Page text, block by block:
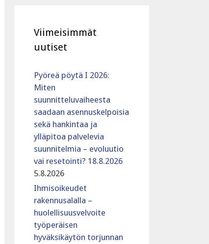
Viimeisimmät
uutiset
Pyöreä pöytä I 2026:
Miten
suunnitteluvaiheesta
saadaan asennuskelpoisia
sekä hankintaa ja
ylläpitoa palvelevia
suunnitelmia – evoluutio
vai resetointi? 18.8.2026
5.8.2026
Ihmisoikeudet
rakennusalalla –
huolellisuusvelvoite
työperäisen
hyväksikäytön torjunnan